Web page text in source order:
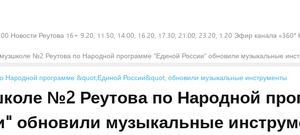
Новости Реутова 16+ 9.20, 11.50, 14.00, 16.20, 17.30, 21.00, 23.20, 1.20 Эфир канала «360°
№2 Реутова по Народной программе "Единой России" обновили музыкальные
№2 Реутова по Народной
обновили музыкальные